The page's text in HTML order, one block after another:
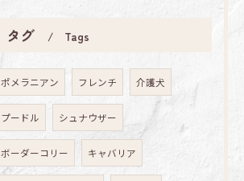
タグ Tags
ポメラニアン フレンチ 介護犬
プードル シュナウザー
ボーダーコリー キャバリア